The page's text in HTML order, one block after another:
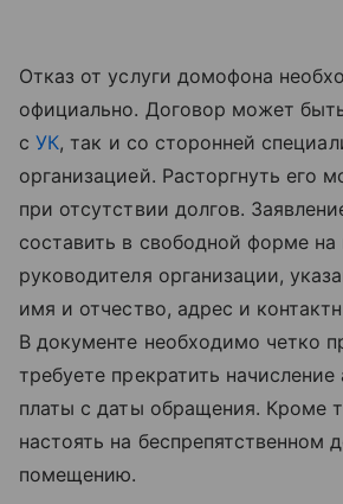
Отказ от услуги домофона
официально. Договор может
сУК, так и со сторонней
организацией. Расторгнуть его
при отсутствии долгов.
составить в свободной форме
руководителя организации,
имя и отчество, адрес и
В документе необходимо четко
требуете прекратить начисление
платы с даты обращения. Кроме
настоять на беспрепятственном
помещению.